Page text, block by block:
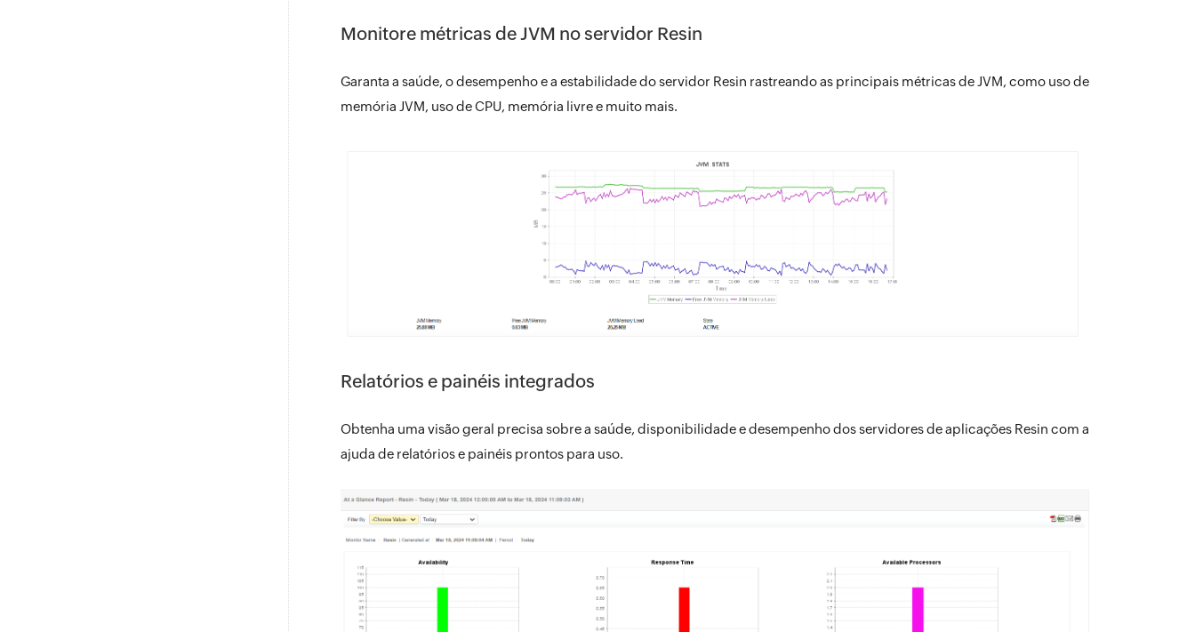
Monitore métricas de JVM no servidor Resin
Garanta a saúde, o desempenho e a estabilidade do servidor Resin rastreando as principais métricas de JVM, como uso de
memória JVM, uso de CPU, memória livre e muito mais.
Relatórios e painéis integrados
Obtenha uma visão geral precisa sobre a saúde, disponibilidade e desempenho dos servidores de aplicações Resin com a
ajuda de relatórios e painéis prontos para uso.